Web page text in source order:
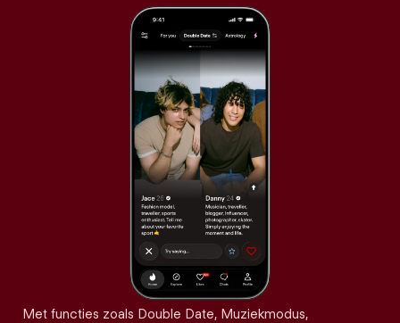
Met functies zoals Double Date, Muziekmodus,